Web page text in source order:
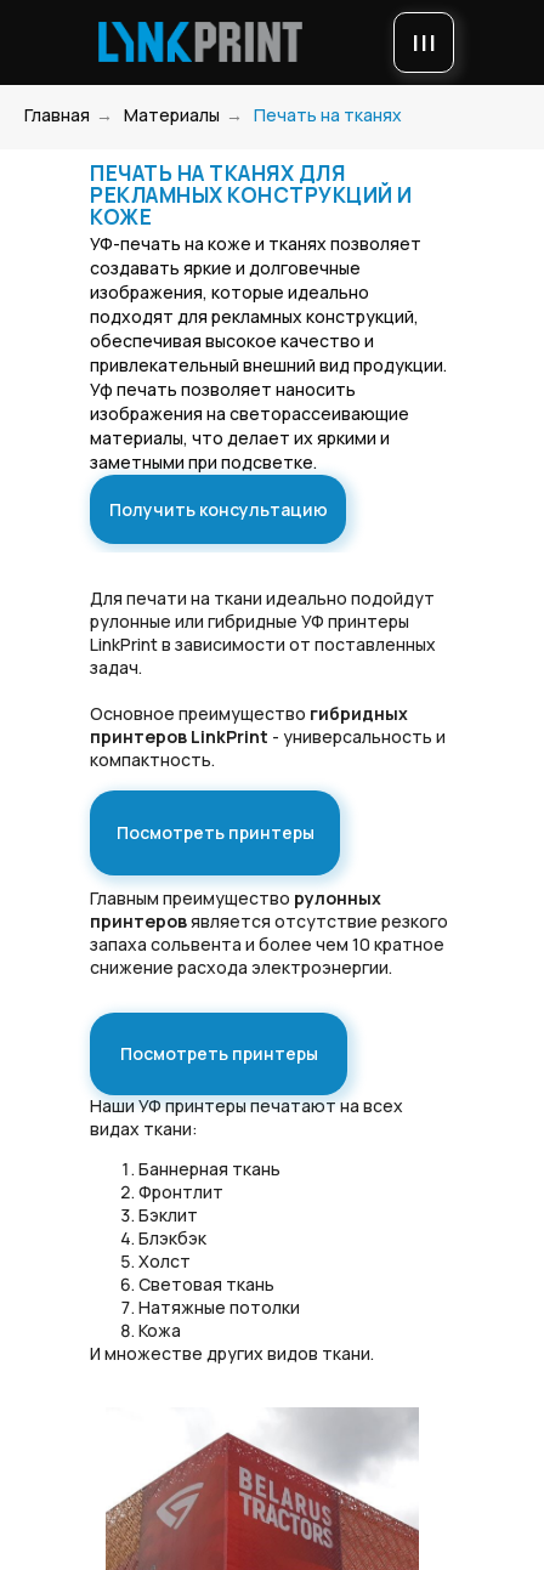
|||
Главная → Материалы → Печать на тканях
ПЕЧАТЬ НА ТКАНЯХ ДЛЯ
РЕКЛАМНЫХ КОНСТРУКЦИЙ И
КОЖЕ
УФ-печать на коже и тканях позволяет
создавать яркие и долговечные
изображения, которые идеально
подходят для рекламных конструкций,
обеспечивая высокое качество и
привлекательный внешний вид продукции.
Уф печать позволяет наносить
изображения на светорассеивающие
материалы, что делает их яркими и
заметными при подсветке.
Получить консультацию
Для печати на ткани идеально подойдут
рулонные или гибридные УФ принтеры
LinkPrint в зависимости от поставленных
задач.
Основное преимущество гибридных
принтеров LinkPrint - универсальность и
компактность.
Главным преимущество рулонных
принтеровявляется отсутствие резкого
запаха сольвента и более чем 10 кратное
снижение расхода электроэнергии.
Наши УФ принтеры печатают на всех
видах ткани:
Баннерная ткань
Фронтлит
Бэклит
Блэкбэк
Холст
Световая ткань
Натяжные потолки
Кожа
И множестве других видов ткани.
Посмотреть принтеры
Посмотреть принтеры